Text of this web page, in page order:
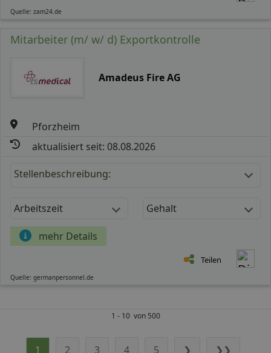
Quelle: zam24.de
Mitarbeiter (m/ w/ d) Exportkontrolle
Amadeus Fire AG
Pforzheim
aktualisiert seit: 08.08.2026
Stellenbeschreibung:
Arbeitszeit Gehalt
mehr Details
Teilen
Quelle: germanpersonnel.de
1 - 10 von 500
1 2 3 4 5 ❯ ❯❯